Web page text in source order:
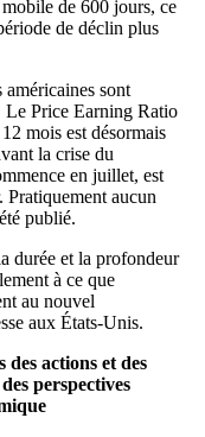
mobile de 600 jours, ce
de déclin plus
sont
Le Price Earning Ratio
mois est désormais
la crise du
en juillet, est
Pratiquement aucun
publié.
durée et la profondeur
à ce que
au nouvel
aux États-Unis.
actions et des
perspectives